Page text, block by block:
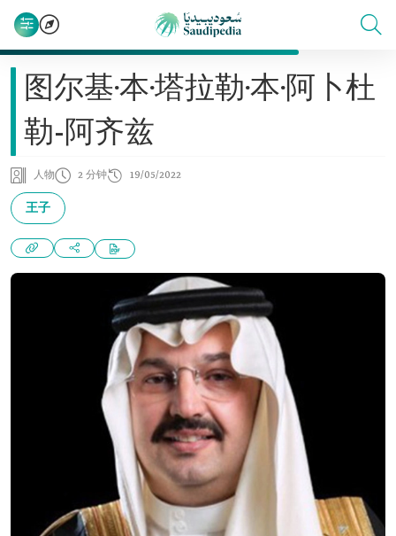
图尔基·本·塔拉勒·本·阿卜杜
勒-阿齐兹
人物 2 分钟 19/05/2022
王子